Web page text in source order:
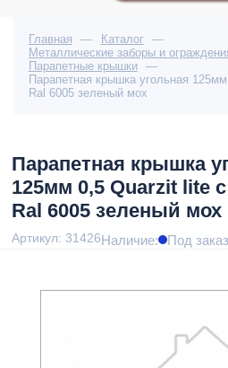
Главная — Каталог
—
Металлические заборы и
Парапетные крышки
—
Парапетная крышка угольная
Ral 6005 зеленый мох
Парапетная крышка
125мм 0,5 Quarzit lite
Ral 6005 зеленый мох
Артикул: 31426Наличие: Под заказ